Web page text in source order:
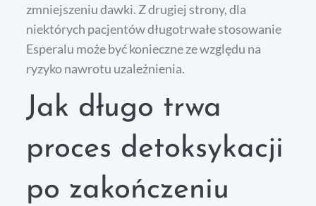
zmniejszeniu dawki. Z drugiej strony, dla
niektórych pacjentów długotrwałe stosowanie
Esperalu może być konieczne ze względu na
ryzyko nawrotu uzależnienia.
Jak długo trwa
proces detoksykacji
po zakończeniu